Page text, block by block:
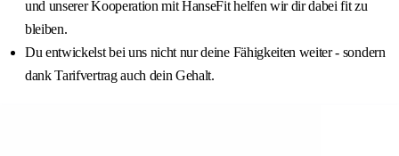
und unserer Kooperation mit HanseFit helfen wir dir dabei fit zu
bleiben.
Du entwickelst bei uns nicht nur deine Fähigkeiten weiter - sondern
dank Tarifvertrag auch dein Gehalt.